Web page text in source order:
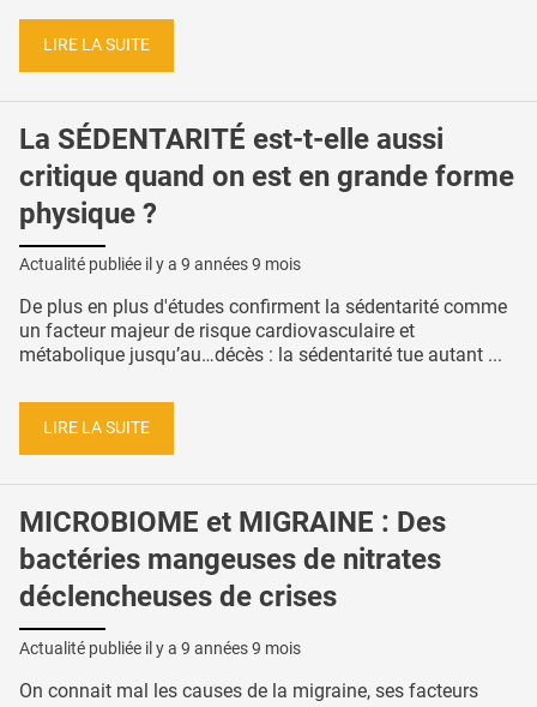
LIRE LA SUITE
La SÉDENTARITÉ est-t-elle aussi
critique quand on est en grande forme
physique ?
Actualité publiée il y a 9 années 9 mois
De plus en plus d'études confirment la sédentarité comme
un facteur majeur de risque cardiovasculaire et
métabolique jusqu’au…décès : la sédentarité tue autant ...
LIRE LA SUITE
MICROBIOME et MIGRAINE : Des
bactéries mangeuses de nitrates
déclencheuses de crises
Actualité publiée il y a 9 années 9 mois
On connait mal les causes de la migraine, ses facteurs